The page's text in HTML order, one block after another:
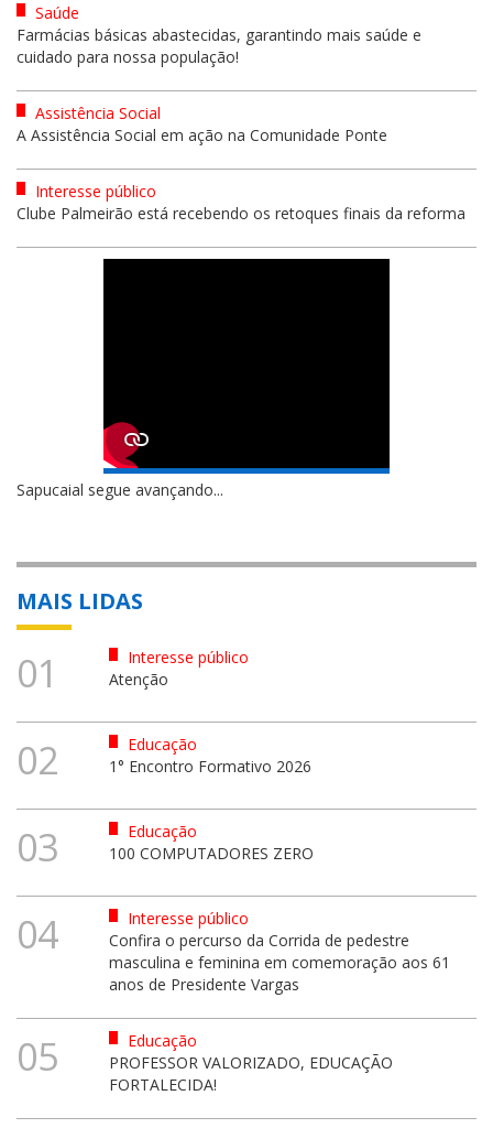
Saúde
Farmácias básicas abastecidas, garantindo mais saúde e
cuidado para nossa população!
Assistência Social
A Assistência Social em ação na Comunidade Ponte
Interesse público
Clube Palmeirão está recebendo os retoques finais da reforma
Sapucaial segue avançando...
MAIS LIDAS
01
Interesse público
Atenção
02
Educação
1° Encontro Formativo 2026
03
Educação
100 COMPUTADORES ZERO
04
Interesse público
Confira o percurso da Corrida de pedestre
masculina e feminina em comemoração aos 61
anos de Presidente Vargas
05
Educação
PROFESSOR VALORIZADO, EDUCAÇÃO
FORTALECIDA!